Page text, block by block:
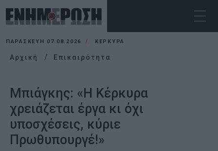
ΠΑΡΑΣΚΕΥΉ 07.08.2026 ΚΕΡΚΥΡΑ
Αρχική Επικαιρότητα
Μπιάγκης: «Η Κέρκυρα
χρειάζεται έργα κι όχι
υποσχέσεις, κύριε
Πρωθυπουργέ!»